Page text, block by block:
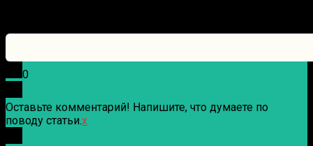
0
Оставьте комментарий! Напишите, что думаете по
поводу статьи.x